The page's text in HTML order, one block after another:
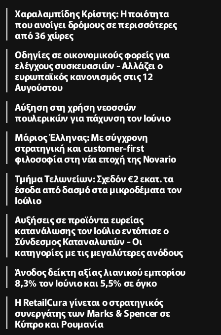
Χαραλαμπίδης Κρίστης: Η ποιότητα
που ανοίγει δρόμους σε περισσότερες
από 36 χώρες
Οδηγίες σε οικονομικούς φορείς για
ελέγχους συσκευασιών - Αλλάζει ο
ευρωπαϊκός κανονισμός στις 12
Αυγούστου
Αύξηση στη χρήση νεοσσών
πουλερικών για πάχυνση τον Ιούνιο
Μάριος Έλληνας: Με σύγχρονη
στρατηγική και customer-first
φιλοσοφία στη νέα εποχή της Novario
Τμήμα Τελωνείων: Σχεδόν €2 εκατ. τα
έσοδα από δασμό στα μικροδέματα τον
Ιούλιο
Αυξήσεις σε προϊόντα ευρείας
κατανάλωσης τον Ιούλιο εντόπισε ο
Σύνδεσμος Καταναλωτών - Οι
κατηγορίες με τις μεγαλύτερες ανόδους
Άνοδος δείκτη αξίας λιανικού εμπορίου
8,3% τον Ιούνιο και 5,5% σε όγκο
Η RetailCura γίνεται ο στρατηγικός
συνεργάτης των Marks & Spencer σε
Κύπρο και Ρουμανία